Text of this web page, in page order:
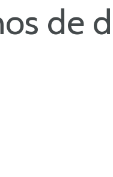
de